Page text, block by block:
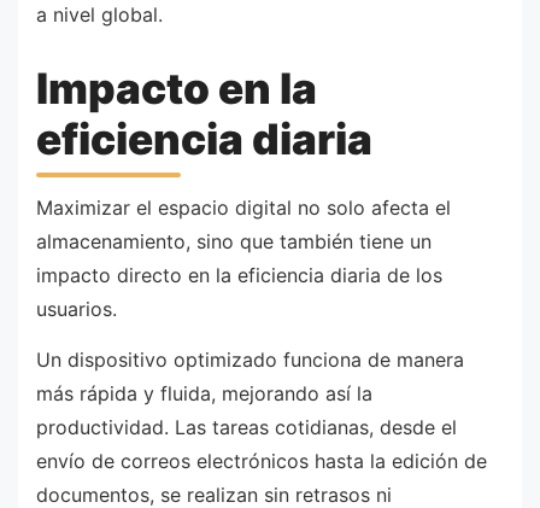
a nivel global.
Impacto en la
eficiencia diaria
Maximizar el espacio digital no solo afecta el
almacenamiento, sino que también tiene un
impacto directo en la eficiencia diaria de los
usuarios.
Un dispositivo optimizado funciona de manera
más rápida y fluida, mejorando así la
productividad. Las tareas cotidianas, desde el
envío de correos electrónicos hasta la edición de
documentos, se realizan sin retrasos ni